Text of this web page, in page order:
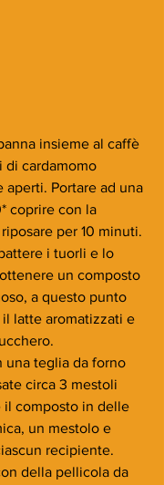
insieme al caffè
di cardamomo
Portare ad una
coprire con la
per 10 minuti.
i tuorli e lo
un composto
a questo punto
latte aromatizzati e
una teglia da forno
circa 3 mestoli
il composto in delle
un mestolo e
recipiente.
della pellicola da